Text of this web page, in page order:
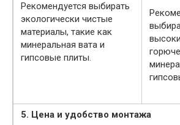
Рекомендуется выбирать
экологически чистые
материалы, такие как
минеральная вата и
гипсовые плиты.
5. Цена и удобство монтажа